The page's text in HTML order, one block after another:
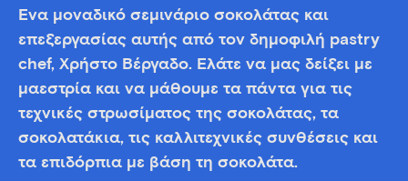
Ένα μοναδικό σεμινάριο σοκολάτας και
επεξεργασίας αυτής από τον δημοφιλή pastry
chef, Χρήστο Βέργαδο. Ελάτε να μας δείξει με
μαεστρία και να μάθουμε τα πάντα για τις
τεχνικές στρωσίματος της σοκολάτας, τα
σοκολατάκια, τις καλλιτεχνικές συνθέσεις και
τα επιδόρπια με βάση τη σοκολάτα.